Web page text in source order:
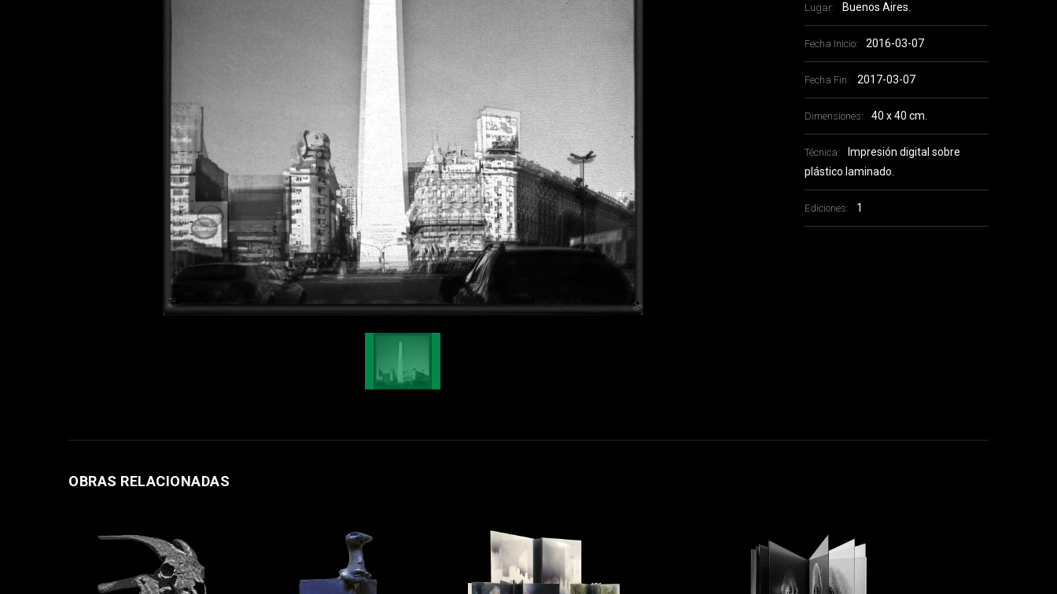
Lugar: Buenos Aires.
Fecha Inicio: 2016-03-07
Fecha Fin: 2017-03-07
Dimensiones: 40 x 40 cm.
Técnica:
Impresión digital sobre
plástico laminado.
Ediciones: 1
OBRAS RELACIONADAS